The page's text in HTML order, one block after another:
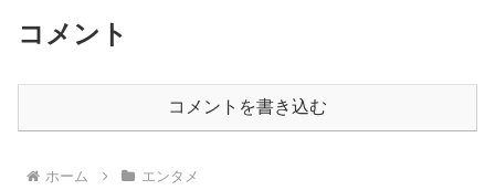
コメント
コメントを書き込む
ホーム エンタメ